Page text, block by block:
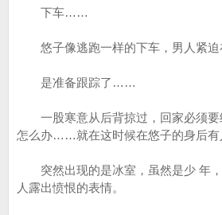
下车……
悠子像逃跑一样的下车，男人紧迫
是准备跟踪了……
一股寒意从后背掠过，回家必须要
怎么办……就在这时候在悠子的身后有
突然出现的是冰室，虽然是少 年，
人露出愤恨的表情。